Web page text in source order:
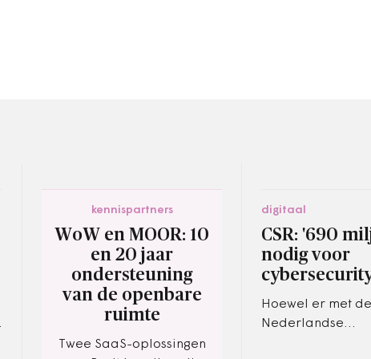
kennispartners
WoW en MOOR: 10
en 20 jaar
ondersteuning
van de openbare
ruimte
Twee SaaS-oplossingen
digitaal
CSR: '690
nodig voor
Hoewel er met de
Nederlandse